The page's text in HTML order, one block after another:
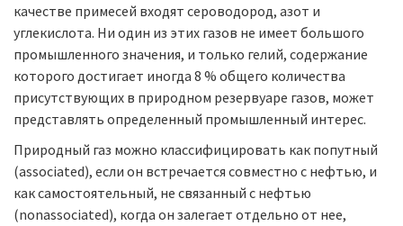
качестве примесей входят сероводород, азот и
углекислота. Ни один из этих газов не имеет большого
промышленного значения, и только гелий, содержание
которого достигает иногда 8 % общего количества
присутствующих в природном резервуаре газов, может
представлять определенный промышленный интерес.
Природный газ можно классифицировать как попутный
(associated), если он встречается совместно с нефтью, и
как самостоятельный, не связанный с нефтью
(nonassociated), когда он залегает отдельно от нее,